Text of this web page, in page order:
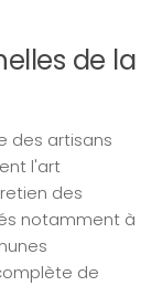
de la
des artisans
l'art
des
notamment à
de